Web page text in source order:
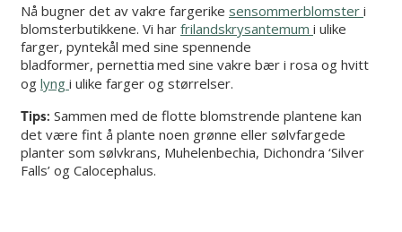
Nå bugner det av vakre fargerike sensommerblomster i
blomsterbutikkene. Vi har frilandskrysantemum i ulike
farger, pyntekål med sine spennende
bladformer, pernettia med sine vakre bær i rosa og hvitt
og lyng i ulike farger og størrelser.
Tips: Sammen med de flotte blomstrende plantene kan
det være fint å plante noen grønne eller sølvfargede
planter som sølvkrans, Muhelenbechia, Dichondra ‘Silver
Falls’ og Calocephalus.